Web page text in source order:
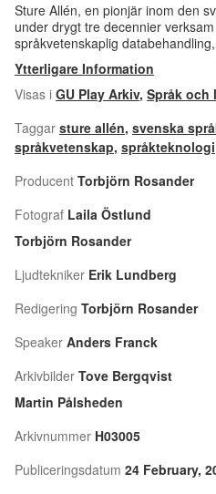
Sture Allén, en pionjär inom den
under drygt tre decennier
språkvetenskaplig
Ytterligare Information
Visas i GU Play Arkiv, Språk och
Taggar sture allén, svenska
språkvetenskap, språkteknologi
Producent Torbjörn Rosander
Fotograf Laila Östlund
Torbjörn Rosander
Ljudtekniker Erik Lundberg
Redigering Torbjörn Rosander
Speaker Anders Franck
Arkivbilder Tove Bergqvist
Martin Pålsheden
Arkivnummer H03005
Publiceringsdatum 24 February,